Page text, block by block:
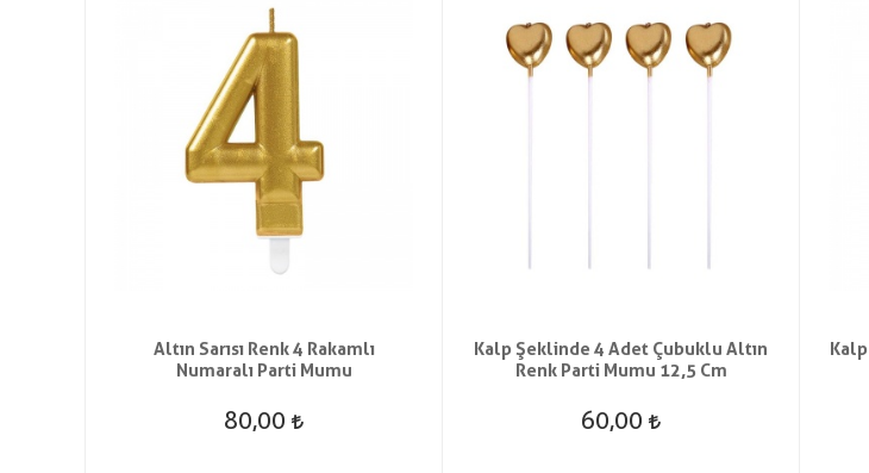
Altın Sarısı Renk 4 Rakamlı
Numaralı Parti Mumu
80,00
Kalp Şeklinde 4 Adet Çubuklu Altın
Renk Parti Mumu 12,5 Cm
60,00